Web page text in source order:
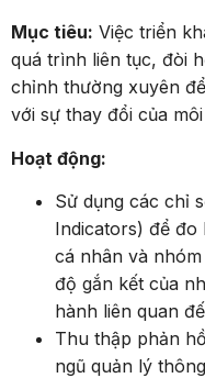
Mục tiêu: Việc triển
quá trình liên tục, đòi
chỉnh thường xuyên
với sự thay đổi của
Hoạt động:
Sử dụng các chỉ
Indicators) để đo
cá nhân và
độ gắn kết của
hành liên quan
Thu thập phản
ngũ quản lý